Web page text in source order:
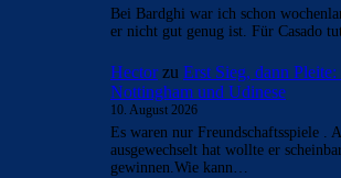
Bei Bardghi war ich schon
er nicht gut genug ist. Für Casado
Hectorzu Erst Sieg, dann Pleite:
Nottingham und Udinese
10. August 2026
Es waren nur Freundschaftsspiele .
ausgewechselt hat wollte er
gewinnen.Wie kann…